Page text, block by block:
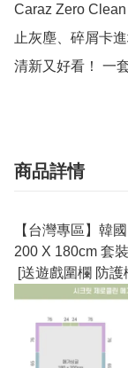
Caraz Zero
止灰塵、碎屑卡
商品詳情
【台灣專區】韓
200 X 180cm 套裝
[送遊戲圍欄 防